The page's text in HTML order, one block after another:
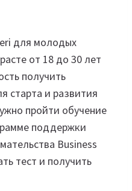
для молодых
от 18 до 30 лет
получить
старта и развития
пройти обучение
поддержки
Business
тест и получить